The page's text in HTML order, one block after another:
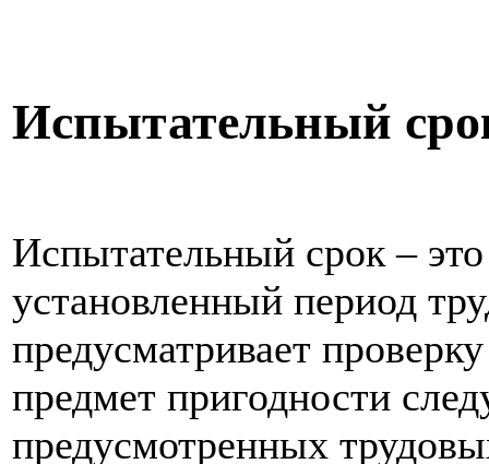
Испытательный
Испытательный срок –
установленный период
предусматривает
предмет пригодности
предусмотренных